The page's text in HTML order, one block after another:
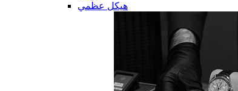
هيكل عظمي